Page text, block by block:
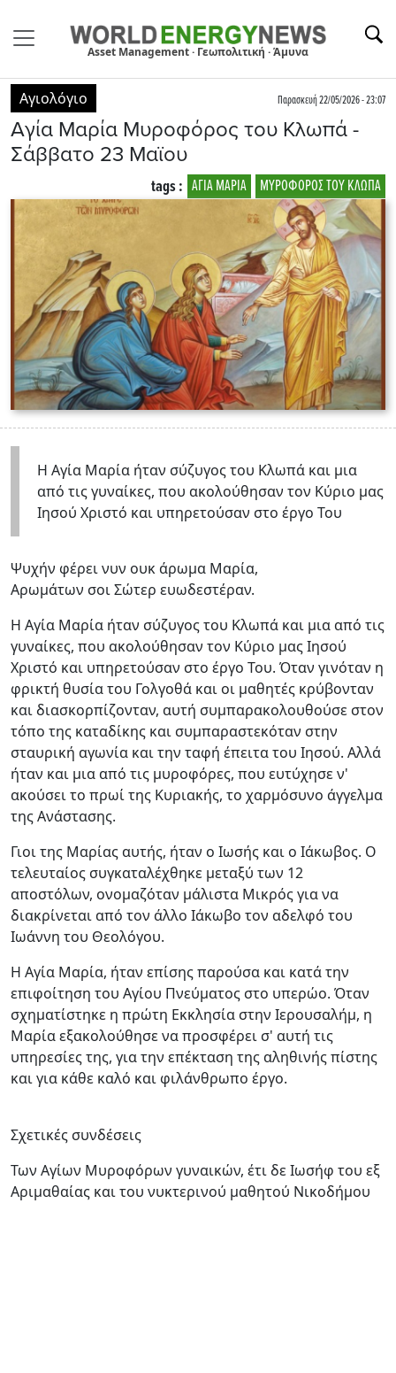
Asset Management · Γεωπολιτική · Άμυνα
Αγιολόγιο Παρασκευή 22/05/2026 - 23:07
Αγία Μαρία Μυροφόρος του Κλωπά -
Σάββατο 23 Μαϊου
ΜΥΡΟΦΟΡΟΣ ΤΟΥ ΚΛΩΠΑ
AΓΙΑ ΜΑΡΙΑ
tags :
Η Αγία Μαρία ήταν σύζυγος του Κλωπά και μια
από τις γυναίκες, που ακολούθησαν τον Κύριο μας
Ιησού Χριστό και υπηρετούσαν στο έργο Του
Ψυχήν φέρει νυν ουκ άρωμα Mαρία,
Aρωμάτων σοι Σώτερ ευωδεστέραν.
Η Αγία Μαρία ήταν σύζυγος του Κλωπά και μια από τις
γυναίκες, που ακολούθησαν τον Κύριο μας Ιησού
Χριστό και υπηρετούσαν στο έργο Του. Όταν γινόταν η
φρικτή θυσία του Γολγοθά και οι μαθητές κρύβονταν
και διασκορπίζονταν, αυτή συμπαρακολουθούσε στον
τόπο της καταδίκης και συμπαραστεκόταν στην
σταυρική αγωνία και την ταφή έπειτα του Ιησού. Αλλά
ήταν και μια από τις μυροφόρες, που ευτύχησε ν'
ακούσει το πρωί της Κυριακής, το χαρμόσυνο άγγελμα
της Ανάστασης.
Γιοι της Μαρίας αυτής, ήταν ο Ιωσής και ο Ιάκωβος. Ο
τελευταίος συγκαταλέχθηκε μεταξύ των 12
αποστόλων, ονομαζόταν μάλιστα Μικρός για να
διακρίνεται από τον άλλο Ιάκωβο τον αδελφό του
Ιωάννη του Θεολόγου.
Η Αγία Μαρία, ήταν επίσης παρούσα και κατά την
επιφοίτηση του Αγίου Πνεύματος στο υπερώο. Όταν
σχηματίστηκε η πρώτη Εκκλησία στην Ιερουσαλήμ, η
Μαρία εξακολούθησε να προσφέρει σ' αυτή τις
υπηρεσίες της, για την επέκταση της αληθινής πίστης
και για κάθε καλό και φιλάνθρωπο έργο.
Σχετικές συνδέσεις
Των Αγίων Μυροφόρων γυναικών, έτι δε Ιωσήφ του εξ
Αριμαθαίας και του νυκτερινού μαθητού Νικοδήμου